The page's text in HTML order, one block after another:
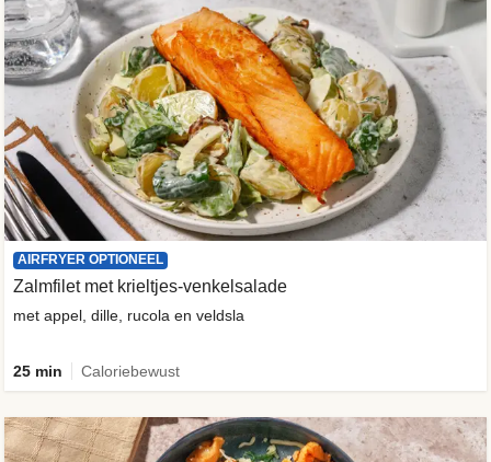
AIRFRYER OPTIONEEL
Zalmfilet met krieltjes-venkelsalade
met appel, dille, rucola en veldsla
25 min Caloriebewust